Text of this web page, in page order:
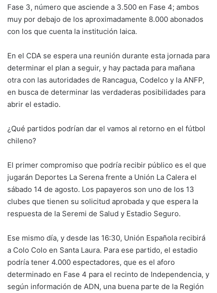
Fase 3, número que asciende a 3.500 en Fase 4; ambos
muy por debajo de los aproximadamente 8.000 abonados
con los que cuenta la institución laica.
En el CDA se espera una reunión durante esta jornada para
determinar el plan a seguir, y hay pactada para mañana
otra con las autoridades de Rancagua, Codelco y la ANFP,
en busca de determinar las verdaderas posibilidades para
abrir el estadio.
¿Qué partidos podrían dar el vamos al retorno en el fútbol
chileno?
El primer compromiso que podría recibir público es el que
jugarán Deportes La Serena frente a Unión La Calera el
sábado 14 de agosto. Los papayeros son uno de los 13
clubes que tienen su solicitud aprobada y que espera la
respuesta de la Seremi de Salud y Estadio Seguro.
Ese mismo día, y desde las 16:30, Unión Española recibirá
a Colo Colo en Santa Laura. Para ese partido, el estadio
podría tener 4.000 espectadores, que es el aforo
determinado en Fase 4 para el recinto de Independencia, y
según información de ADN, una buena parte de la Región